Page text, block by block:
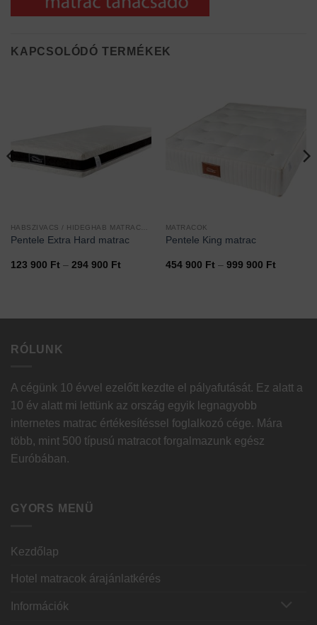
KAPCSOLÓDÓ TERMÉKEK
Pentele Extra Hard matrac
123 900 Ft – 294 900 FtÁrtartomány:
MATRACOK
Pentele King matrac
454 900 Ft – 999 900 Ft
RÓLUNK
A cégünk 10 évvel ezelőtt kezdte el pályafutását. Ez alatt a
10 év alatt mi lettünk az ország egyik legnagyobb
internetes matrac értékesítéssel foglalkozó cége. Mára
több, mint 500 típusú matracot forgalmazunk egész
Euróbában.
GYORS MENÜ
Kezdőlap
Hotel matracok árajánlatkérés
Információk